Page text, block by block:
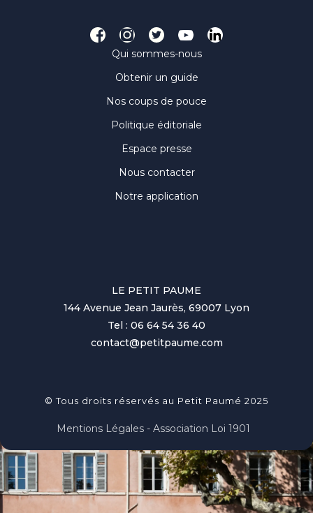
Qui sommes-nous
Obtenir un guide
Nos coups de pouce
Politique éditoriale
Espace presse
Nous contacter
Notre application
LE PETIT PAUME
144 Avenue Jean Jaurès, 69007 Lyon
Tel : 06 64 54 36 40
contact@petitpaume.com
© Tous droits réservés au Petit Paumé 2025
Mentions Légales - Association Loi 1901